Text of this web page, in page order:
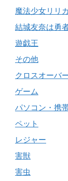
魔法少女リリ
結城友奈は勇
遊戯王
その他
クロスオーバ
ゲーム
パソコン・携
ペット
レジャー
害獣
害虫